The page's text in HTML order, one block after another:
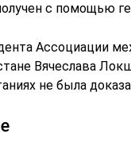
с помощью
Ассоциации
Вячеслава
не была